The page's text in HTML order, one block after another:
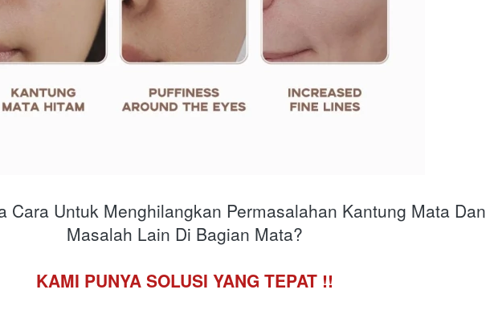
Cara Untuk Menghilangkan Permasalahan Kantung Mata Dan
Masalah Lain Di Bagian Mata?
KAMI PUNYA SOLUSI YANG TEPAT !!